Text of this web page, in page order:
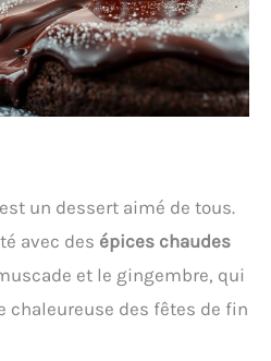
un dessert aimé de tous.
avec des épices chaudes
et le gingembre, qui
chaleureuse des fêtes de fin